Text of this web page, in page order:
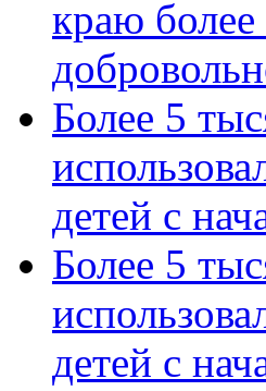
краю
Более 5
детей с
Более 5
детей с